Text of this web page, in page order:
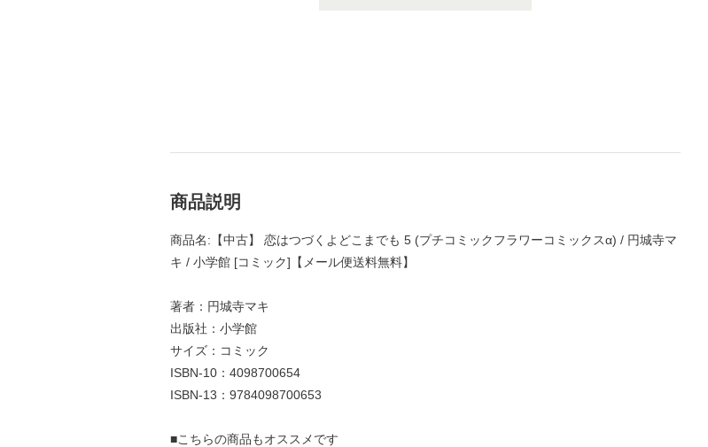
商品説明
商品名:【中古】 恋はつづくよどこまでも 5 (プチコミックフラワーコミックスα) / 円城寺マ
キ / 小学館 [コミック]【メール便送料無料】
著者：円城寺マキ
出版社：小学館
サイズ：コミック
ISBN-10：4098700654
ISBN-13：9784098700653
■こちらの商品もオススメです